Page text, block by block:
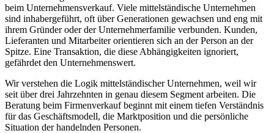
beim Unternehmensverkauf. Viele mittelständische Unternehmen
sind inhabergeführt, oft über Generationen gewachsen und eng mit
ihrem Gründer oder der Unternehmerfamilie verbunden. Kunden,
Lieferanten und Mitarbeiter orientieren sich an der Person an der
Spitze. Eine Transaktion, die diese Abhängigkeiten ignoriert,
gefährdet den Unternehmenswert.
Wir verstehen die Logik mittelständischer Unternehmen, weil wir
seit über drei Jahrzehnten in genau diesem Segment arbeiten. Die
Beratung beim Firmenverkauf beginnt mit einem tiefen Verständnis
für das Geschäftsmodell, die Marktposition und die persönliche
Situation der handelnden Personen.